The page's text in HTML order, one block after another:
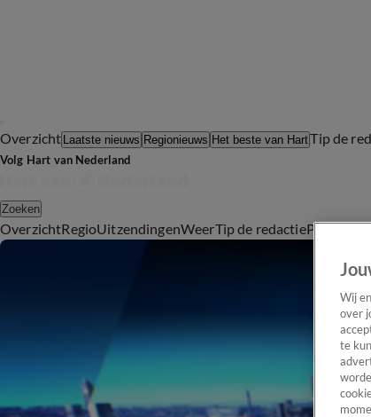
Overzicht Laatste nieuws Regionieuws Het beste van HartTip de
Volg Hart van Nederland
Zoeken
OverzichtRegioUitzendingenWeerTip de redactiePanel
Wij
over
te